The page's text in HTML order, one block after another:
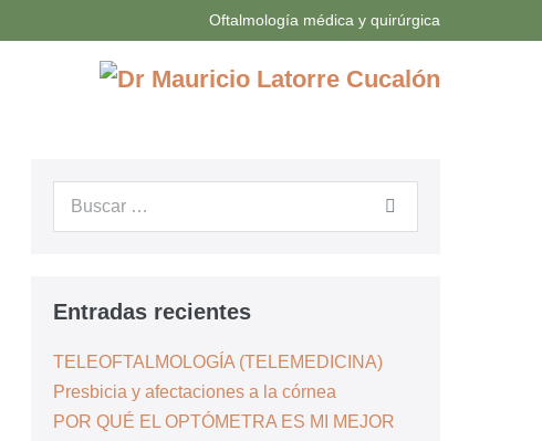
Oftalmología médica y quirúrgica
Buscar:
Entradas recientes
TELEOFTALMOLOGÍA (TELEMEDICINA)
Presbicia y afectaciones a la córnea
POR QUÉ EL OPTÓMETRA ES MI MEJOR